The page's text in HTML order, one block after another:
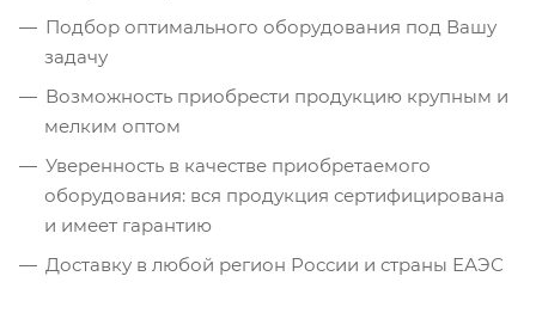
Подбор оптимального оборудования под Вашу
задачу
Возможность приобрести продукцию крупным и
мелким оптом
Уверенность в качестве приобретаемого
оборудования: вся продукция сертифицирована
и имеет гарантию
Доставку в любой регион России и страны ЕАЭС